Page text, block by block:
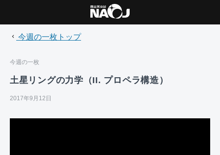
今週の一枚トップ
今週の一枚
土星リングの力学（II. プロペラ構造）
2017年9月12日